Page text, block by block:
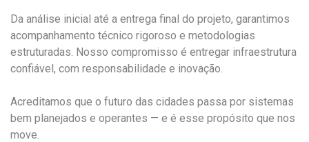
Da análise inicial até a entrega final do projeto, garantimos
acompanhamento técnico rigoroso e metodologias
estruturadas. Nosso compromisso é entregar infraestrutura
confiável, com responsabilidade e inovação.
Acreditamos que o futuro das cidades passa por sistemas
bem planejados e operantes — e é esse propósito que nos
move.